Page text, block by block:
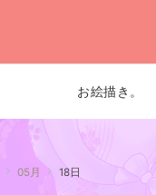
お絵描き。
05月 18日